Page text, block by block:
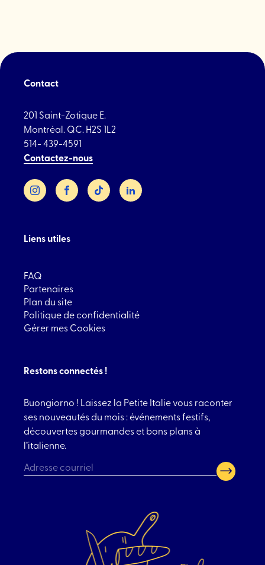
Contact
201 Saint-Zotique E.
Montréal. QC. H2S 1L2
514- 439-4591
Contactez-nous
InstagramFacebookTikTok LinkedIn
Liens utiles
FAQ
Partenaires
Plan du site
Politique de confidentialité
Gérer mes Cookies
Restons connectés !
Buongiorno ! Laissez la Petite Italie vous raconter
ses nouveautés du mois : événements festifs,
découvertes gourmandes et bons plans à
l’italienne.